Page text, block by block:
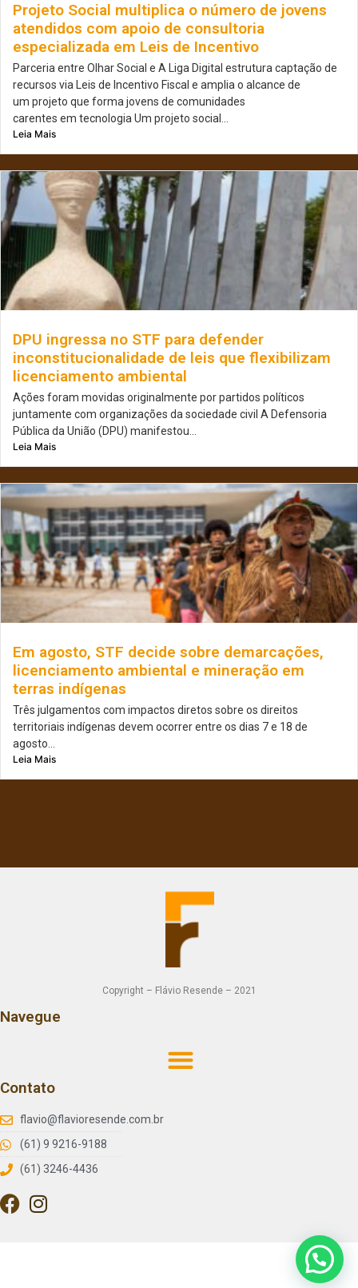
Projeto Social multiplica o número de jovens
atendidos com apoio de consultoria
especializada em Leis de Incentivo
Parceria entre Olhar Social e A Liga Digital estrutura captação de
recursos via Leis de Incentivo Fiscal e amplia o alcance de
um projeto que forma jovens de comunidades
carentes em tecnologia Um projeto social...
Leia Mais
DPU ingressa no STF para defender
inconstitucionalidade de leis que flexibilizam
licenciamento ambiental
Ações foram movidas originalmente por partidos políticos
juntamente com organizações da sociedade civil A Defensoria
Pública da União (DPU) manifestou...
Leia Mais
Em agosto, STF decide sobre demarcações,
licenciamento ambiental e mineração em
terras indígenas
Três julgamentos com impactos diretos sobre os direitos
territoriais indígenas devem ocorrer entre os dias 7 e 18 de
agosto...
Leia Mais
Copyright – Flávio Resende – 2021
Navegue
Contato
flavio@flavioresende.com.br
(61) 9 9216-9188
(61) 3246-4436